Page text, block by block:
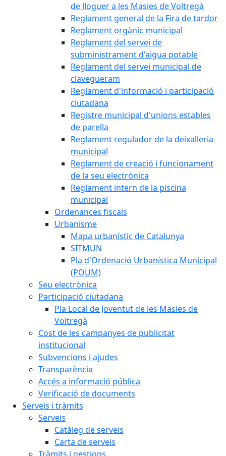
de lloguer a les Masies de Voltregà
Reglament general de la Fira de tardor
Reglament orgànic municipal
Reglament del servei de
subministrament d'aigua potable
Reglament del servei municipal de
clavegueram
Reglament d'informació i participació
ciutadana
Registre municipal d'unions estables
de parella
Reglament regulador de la deixalleria
municipal
Reglament de creació i funcionament
de la seu electrònica
Reglament intern de la piscina
municipal
Ordenances fiscals
Urbanisme
Mapa urbanístic de Catalunya
SITMUN
Pla d'Ordenació Urbanística Municipal
(POUM)
Seu electrònica
Participació ciutadana
Pla Local de Joventut de les Masies de
Voltregà
Cost de les campanyes de publicitat
institucional
Subvencions i ajudes
Transparència
Accés a informació pública
Verificació de documents
Serveis i tràmits
Serveis
Catàleg de serveis
Carta de serveis